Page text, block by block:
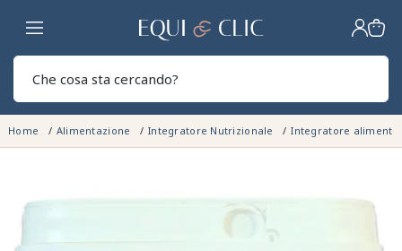
Casa
Home Alimentazione Integratore Nutrizionale Integratore